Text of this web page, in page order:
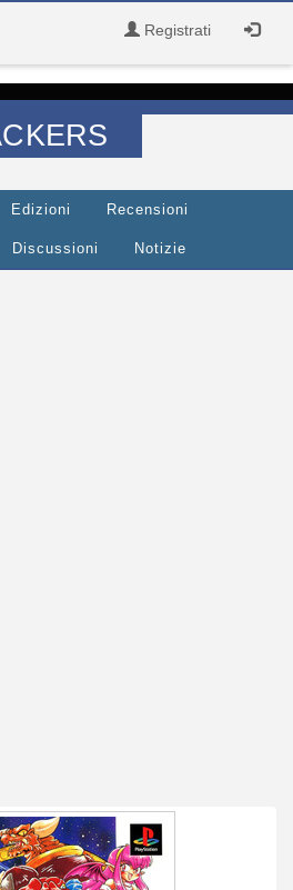
Registrati
Edizioni Recensioni
Discussioni Notizie